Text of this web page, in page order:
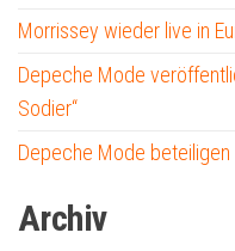
Morrissey wieder live in
Depeche Mode
Sodier“
Depeche Mode
Archiv